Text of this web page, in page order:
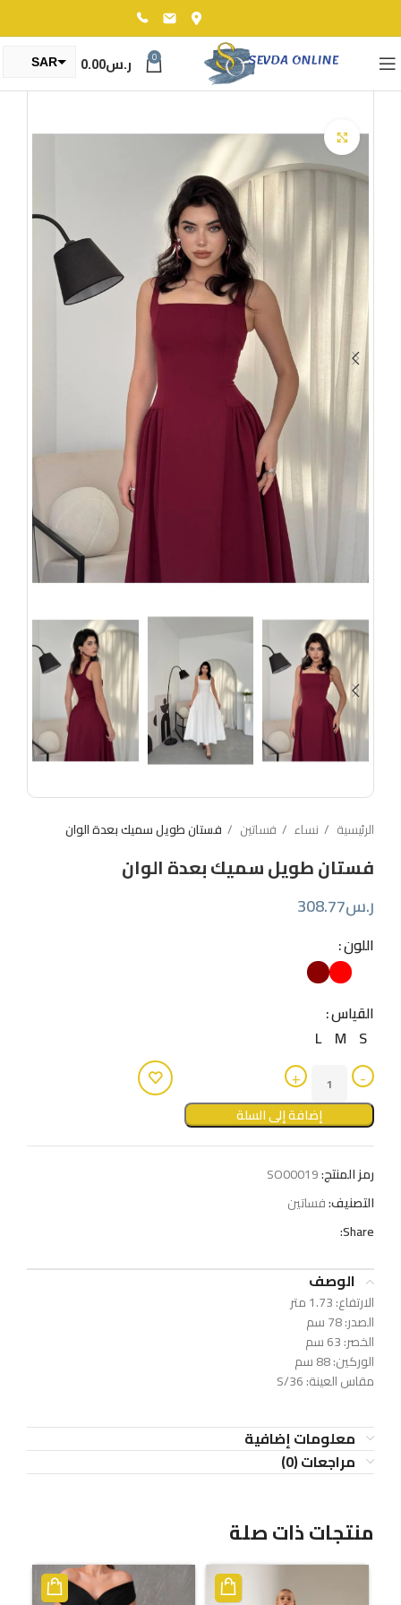
0 ر.س0.00
SAR
TRY
Click to enlarge
الرئيسية نساء فساتين فستان طويل سميك بعدة الوان
فستان طويل سميك بعدة الوان
ر.س308.77
اللون
القياس
S
M
L
إضافة إلى السلة
رمز المنتج:SO00019
التصنيف:فساتين
Share:
الوصف
الارتفاع: 1.73 متر
الصدر: 78 سم
الخصر: 63 سم
الوركين: 88 سم
مقاس العينة: S/36
معلومات إضافية
مراجعات (0)
منتجات ذات صلة